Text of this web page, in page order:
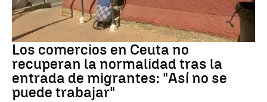
Crisis migrantes
Los comercios en Ceuta no
recuperan la normalidad tras la
entrada de migrantes: "Así no se
puede trabajar"